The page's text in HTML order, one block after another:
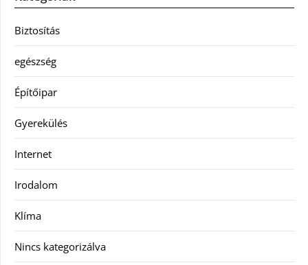
Biztosítás
egészség
Építőipar
Gyerekülés
Internet
Irodalom
Klíma
Nincs kategorizálva